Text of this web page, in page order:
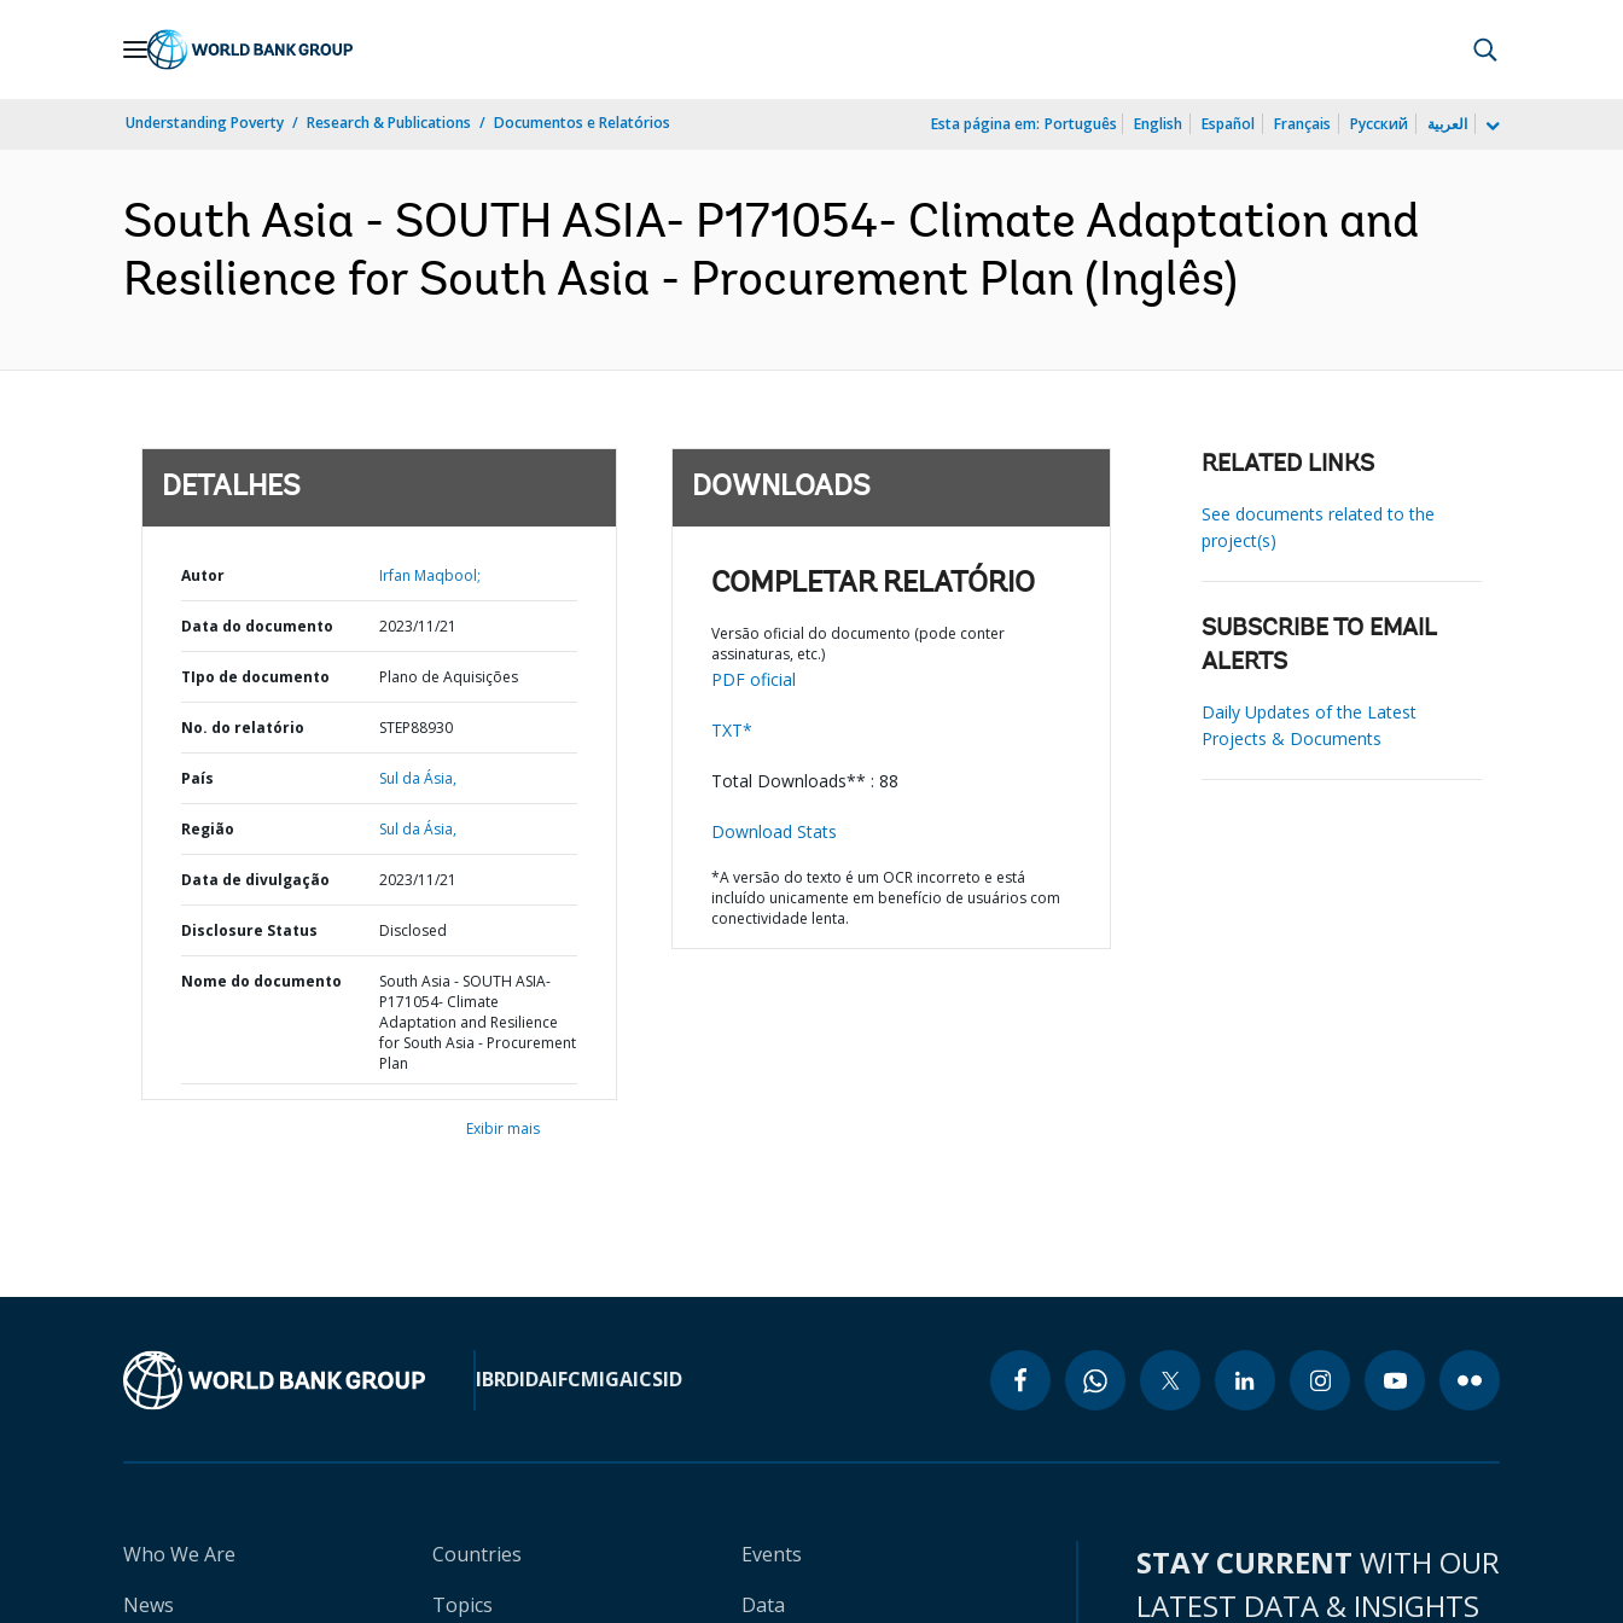
Understanding Poverty Research & Publications Documentos e Relatórios Esta página em: Português English Español Français Русский العربية
South Asia - SOUTH ASIA- P171054- Climate Adaptation and
Resilience for South Asia - Procurement Plan (Inglês)
DETALHES
Autor Irfan Maqbool;
Data do documento 2023/11/21
TIpo de documento Plano de Aquisições
No. do relatório STEP88930
País Sul da Ásia,
Região Sul da Ásia,
Data de divulgação 2023/11/21
Disclosure Status Disclosed
Nome do documento
South Asia - SOUTH ASIA-
P171054- Climate
Adaptation and Resilience
for South Asia - Procurement
Plan
Exibir mais
DOWNLOADS
COMPLETAR RELATÓRIO
Versão oficial do documento (pode conter
assinaturas, etc.)
PDF oficial
TXT*
Total Downloads** : 88
Download Stats
*A versão do texto é um OCR incorreto e está
incluído unicamente em benefício de usuários com
conectividade lenta.
RELATED LINKS
See documents related to the
project(s)
SUBSCRIBE TO EMAIL
ALERTS
Daily Updates of the Latest
Projects & Documents
IBRDIDAIFCMIGAICSID
Who We Are
News
Countries
Topics
Events
Data
STAY CURRENT WITH OUR
LATEST DATA & INSIGHTS